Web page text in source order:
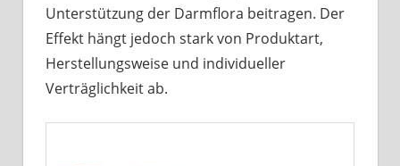
Unterstützung der Darmflora beitragen. Der
Effekt hängt jedoch stark von Produktart,
Herstellungsweise und individueller
Verträglichkeit ab.